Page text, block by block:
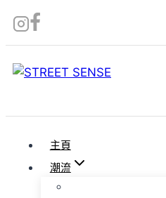
Skip
to
主頁
潮流